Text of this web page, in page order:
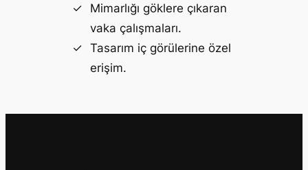
Mimarlığı göklere çıkaran
vaka çalışmaları.
Tasarım iç görülerine özel
erişim.